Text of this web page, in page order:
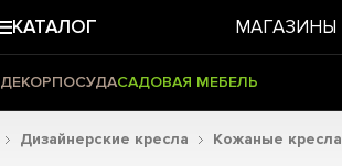
КАТАЛОГ МАГАЗИНЫ
ДЕКОРПОСУДАСАДОВАЯ МЕБЕЛЬ
Дизайнерские кресла Кожаные кресла